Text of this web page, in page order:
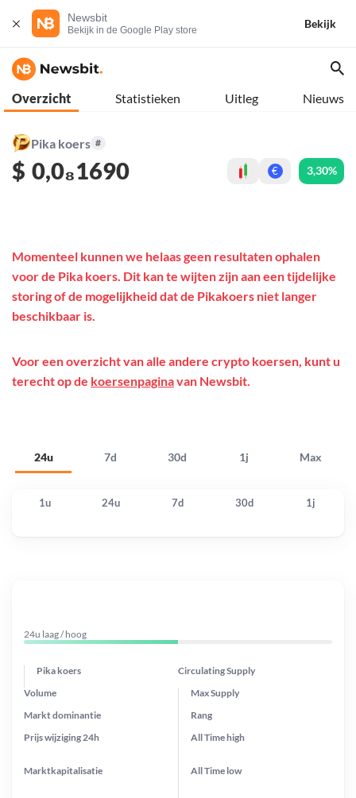
Newsbit
Bekijk in de Google Play store
Bekijk
Overzicht Statistieken Uitleg Nieuws
Pika koers #
$ 0,0₈1690 € 3,30%
24u 7d 30d 1j Max
Momenteel kunnen we helaas geen resultaten ophalen
voor de Pika koers. Dit kan te wijten zijn aan een tijdelijke
storing of de mogelijkheid dat de Pikakoers niet langer
beschikbaar is.
Voor een overzicht van alle andere crypto koersen, kunt u
terecht op de koersenpaginavan Newsbit.
1u 24u 7d 30d 1j
24u laag / hoog
Pika koers Circulating Supply
Prijs wijziging 24h
Max Supply
Markt dominantie
Marktkapitalisatie
Volume
Rang
All Timehigh
All Time low